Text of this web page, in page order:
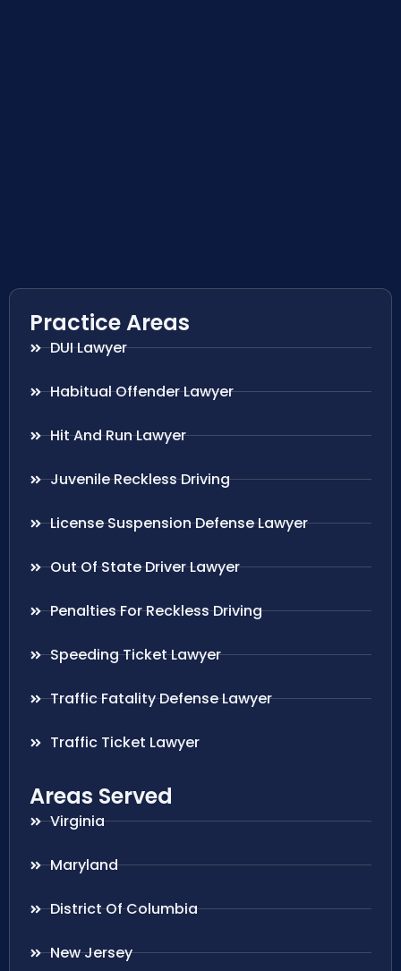
Practice Areas
DUI Lawyer
Habitual Offender Lawyer
Hit And Run Lawyer
Juvenile Reckless Driving
License Suspension Defense Lawyer
Out Of State Driver Lawyer
Penalties For Reckless Driving
Speeding Ticket Lawyer
Traffic Fatality Defense Lawyer
Traffic Ticket Lawyer
Areas Served
Virginia
Maryland
District Of Columbia
New Jersey